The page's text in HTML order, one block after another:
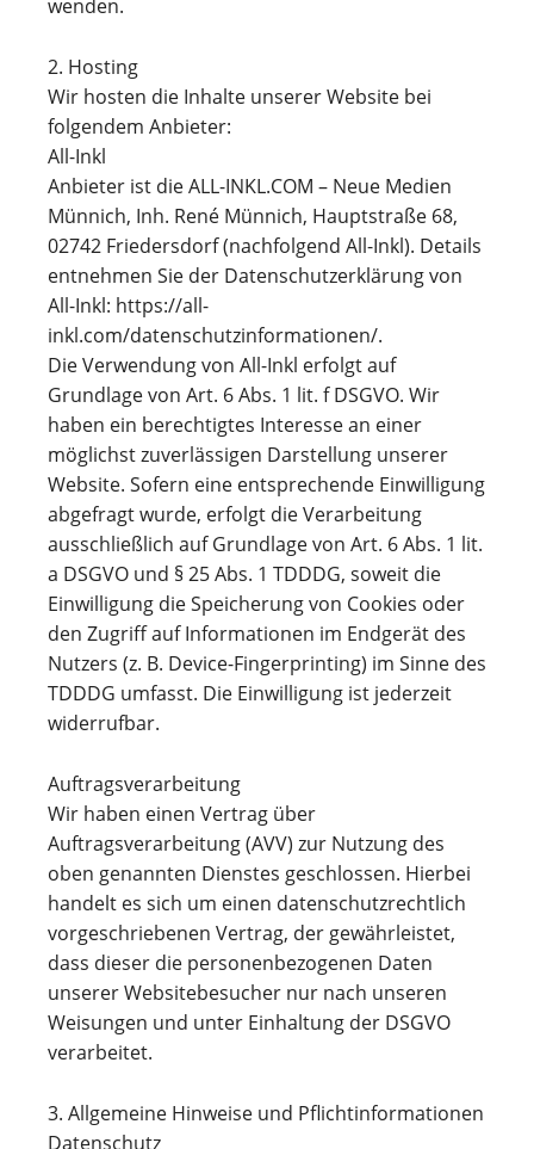
wenden.
2. Hosting
Wir hosten die Inhalte unserer Website bei
folgendem Anbieter:
All-Inkl
Anbieter ist die ALL-INKL.COM – Neue Medien
Münnich, Inh. René Münnich, Hauptstraße 68,
02742 Friedersdorf (nachfolgend All-Inkl). Details
entnehmen Sie der Datenschutzerklärung von
All-Inkl: https://all-
inkl.com/datenschutzinformationen/.
Die Verwendung von All-Inkl erfolgt auf
Grundlage von Art. 6 Abs. 1 lit. f DSGVO. Wir
haben ein berechtigtes Interesse an einer
möglichst zuverlässigen Darstellung unserer
Website. Sofern eine entsprechende Einwilligung
abgefragt wurde, erfolgt die Verarbeitung
ausschließlich auf Grundlage von Art. 6 Abs. 1 lit.
a DSGVO und § 25 Abs. 1 TDDDG, soweit die
Einwilligung die Speicherung von Cookies oder
den Zugriff auf Informationen im Endgerät des
Nutzers (z. B. Device-Fingerprinting) im Sinne des
TDDDG umfasst. Die Einwilligung ist jederzeit
widerrufbar.
Auftragsverarbeitung
Wir haben einen Vertrag über
Auftragsverarbeitung (AVV) zur Nutzung des
oben genannten Dienstes geschlossen. Hierbei
handelt es sich um einen datenschutzrechtlich
vorgeschriebenen Vertrag, der gewährleistet,
dass dieser die personenbezogenen Daten
unserer Websitebesucher nur nach unseren
Weisungen und unter Einhaltung der DSGVO
verarbeitet.
3. Allgemeine Hinweise und Pflichtinformationen
Datenschutz